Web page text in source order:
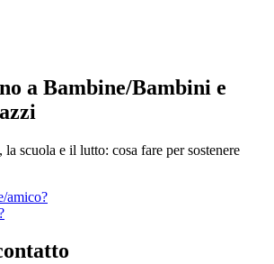
a Bambine/Bambini e
scuola e il lutto: cosa fare per sostenere
amico?